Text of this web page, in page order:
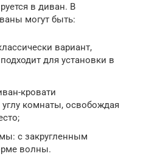
в диван. В
могут быть:
вариант,
для установки в
кровати
комнаты, освобождая
с закругленным
волны.